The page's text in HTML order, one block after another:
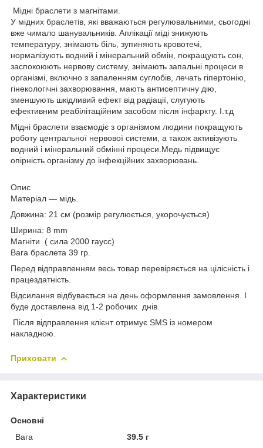
Мідні браслети з магнітами.
У мідних браслетів, які вважаються регулювальними, сьогодні
вже чимало шанувальників. Аплікації міді знижують
температуру, знімають біль, зупиняють кровотечі,
нормалізують водний і мінеральний обмін, покращують сон,
заспокоюють нервову систему, знімають запальні процеси в
організмі, включно з запаленням суглобів, лечать гіпертонію,
гінекологічні захворювання, мають антисептичну дію,
зменшують шкідливий ефект від радіації, слугують
ефективним реабілітаційним засобом після інфаркту. І.т.д
Мідні браслети взаємодіє з організмом людини покращують
роботу центральної нервової системи, а також активізують
водний і мінеральний обмінні процеси.Медь підвищує
опірність організму до інфекційних захворювань.
Опис
Матеріал — мідь.
Довжина: 21 см (розмір регулюється, укорочується)
Ширина: 8 mm
Магніти ( сила 2000 гаусс)
Вага браслета 39 гр.
Перед відправленням весь товар перевіряється на цілісність і
працездатність.
Відсилання відбувається на день оформлення замовлення. І
буде доставлена від 1-2 робочих днів.
Після відправлення клієнт отримує SMS із номером
накладною.
Приховати
Характеристики
Основні
Вага
39.5 г